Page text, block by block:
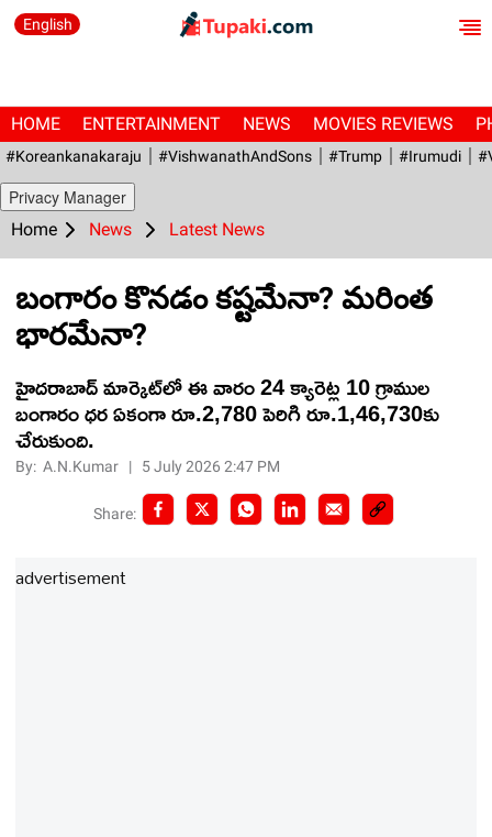
English
HOME ENTERTAINMENT NEWS MOVIES REVIEWS
#Koreankanakaraju #VishwanathAndSons #Trump #irumudi
Privacy Manager
Home News Latest News
బంగారం కొనడం కష్టమేనా? మరింత
భారమేనా?
హైదరాబాద్ మార్కెట్‌లో ఈ వారం 24 క్యారెట్ల 10 గ్రాముల
బంగారం ధర ఏకంగా రూ.2,780 పెరిగి రూ.1,46,730కు
చేరుకుంది.
By:A.N.Kumar | 5 July 2026 2:47 PM
Share:
advertisement